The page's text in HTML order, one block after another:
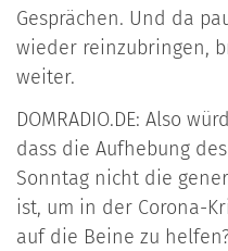
Gesprächen. Und da
wieder reinzubringen,
weiter.
DOMRADIO.DE: Also
dass die Aufhebung
Sonntag nicht die
ist, um in der Corona-
auf die Beine zu